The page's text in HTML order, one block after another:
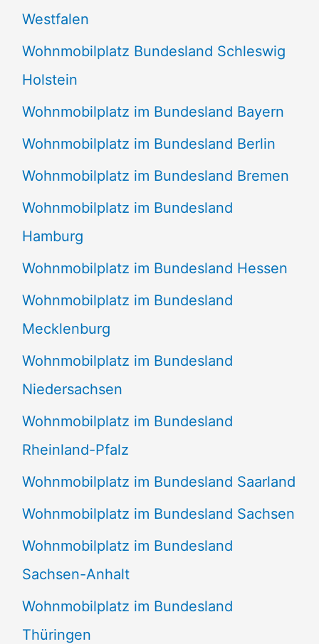
Westfalen
Wohnmobilplatz Bundesland Schleswig
Holstein
Wohnmobilplatz im Bundesland Bayern
Wohnmobilplatz im Bundesland Berlin
Wohnmobilplatz im Bundesland Bremen
Wohnmobilplatz im Bundesland
Hamburg
Wohnmobilplatz im Bundesland Hessen
Wohnmobilplatz im Bundesland
Mecklenburg
Wohnmobilplatz im Bundesland
Niedersachsen
Wohnmobilplatz im Bundesland
Rheinland-Pfalz
Wohnmobilplatz im Bundesland Saarland
Wohnmobilplatz im Bundesland Sachsen
Wohnmobilplatz im Bundesland
Sachsen-Anhalt
Wohnmobilplatz im Bundesland
Thüringen